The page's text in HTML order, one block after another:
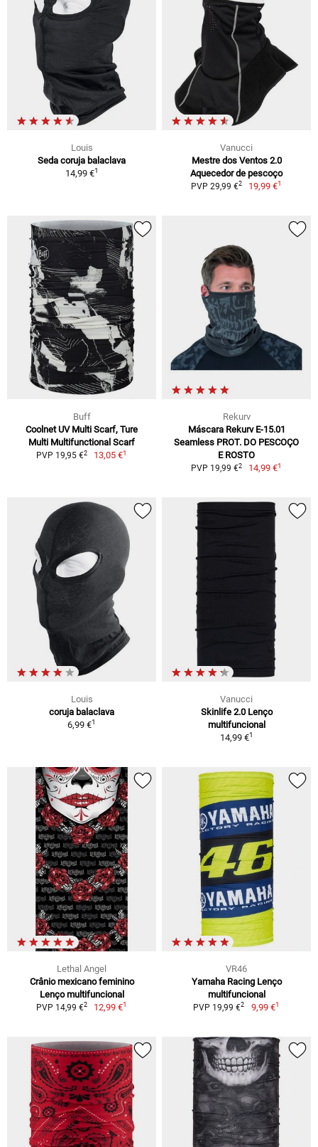
Louis
Seda coruja balaclava
14,99 €1
Vanucci
Mestre dos Ventos 2.0
Aquecedor de pescoço
PVP 29,99 €2 19,99 €1
Buff
Coolnet UV Multi Scarf, Ture
Multi Multifunctional Scarf
PVP 19,95 €2 13,05 €1
Rekurv
Máscara Rekurv E-15.01
Seamless PROT. DO PESCOÇO
E ROSTO
PVP 19,99 €2 14,99 €1
Louis
coruja balaclava
6,99 €1
Vanucci
Skinlife 2.0 Lenço
multifuncional
14,99 €1
Lethal Angel
Crânio mexicano feminino
Lenço multifuncional
PVP 14,99 €2 12,99 €1
VR46
Yamaha Racing Lenço
multifuncional
PVP 19,99 €2 9,99 €1